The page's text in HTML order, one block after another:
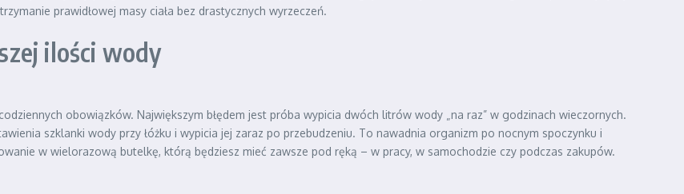
prawidłowej masy ciała bez drastycznych wyrzeczeń.
ilości wody
obowiązków. Największym błędem jest próba wypicia dwóch litrów wody „na raz” w godzinach wieczornych.
szklanki wody przy łóżku i wypicia jej zaraz po przebudzeniu. To nawadnia organizm po nocnym spoczynku i
w wielorazową butelkę, którą będziesz mieć zawsze pod ręką – w pracy, w samochodzie czy podczas zakupów.